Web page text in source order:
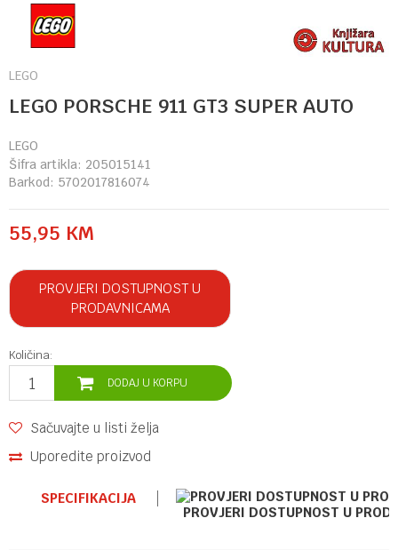
LEGO
LEGO PORSCHE 911 GT3 SUPER AUTO
LEGO
Šifra artikla: 205015141
Barkod: 5702017816074
55,95 KM
PROVJERI DOSTUPNOST U
PRODAVNICAMA
Količina:
DODAJ U KORPU
Sačuvajte u listi želja
Uporedite proizvod
SPECIFIKACIJA
PROVJERI DOSTUPNOST U